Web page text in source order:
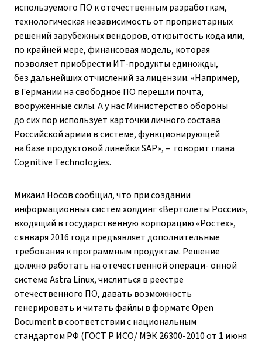
используемого ПО к отечественным разработкам,
технологическая независимость от проприетарных
решений зарубежных вендоров, открытость кода или,
по крайней мере, финансовая модель, которая
позволяет приобрести ИТ-продукты единожды,
без дальнейших отчислений за лицензии. «Например,
в Германии на свободное ПО перешли почта,
вооруженные силы. А у нас Министерство обороны
до сих пор использует карточки личного состава
Российской армии в системе, функционирующей
на базе продуктовой линейки SAP», – ​ говорит глава
Cognitive Technologies.
Михаил Носов сообщил, что при создании
информационных систем холдинг «Вертолеты России»,
входящий в государственную корпорацию «Ростех»,
с января 2016 года предъявляет дополнительные
требования к программным продуктам. Решение
должно работать на отечественной операци- онной
системе Astra Linux, числиться в реестре
отечественного ПО, давать возможность
генерировать и читать файлы в формате Open
Document в соответствии с национальным
стандартом РФ (ГОСТ Р ИСО/ МЭК 26300‑2010 от 1 июня